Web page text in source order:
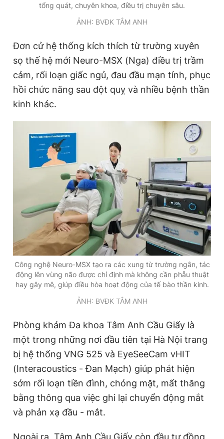
tổng quát, chuyên khoa, điều trị chuyên sâu.
ẢNH: BVĐK TÂM ANH
Đơn cử hệ thống kích thích từ trường xuyên
sọ thế hệ mới Neuro-MSX (Nga) điều trị trầm
cảm, rối loạn giấc ngủ, đau đầu mạn tính, phục
hồi chức năng sau đột quỵ và nhiều bệnh thần
kinh khác.
Công nghệ Neuro-MSX tạo ra các xung từ trường ngắn, tác
động lên vùng não được chỉ định mà không cần phẫu thuật
hay gây mê, giúp điều hòa hoạt động của tế bào thần kinh.
ẢNH: BVĐK TÂM ANH
Phòng khám Đa khoa Tâm Anh Cầu Giấy là
một trong những nơi đầu tiên tại Hà Nội trang
bị hệ thống VNG 525 và EyeSeeCam vHIT
(Interacoustics - Đan Mạch) giúp phát hiện
sớm rối loạn tiền đình, chóng mặt, mất thăng
bằng thông qua việc ghi lại chuyển động mắt
và phản xạ đầu - mắt.
Ngoài ra, Tâm Anh Cầu Giấy còn đầu tư đồng